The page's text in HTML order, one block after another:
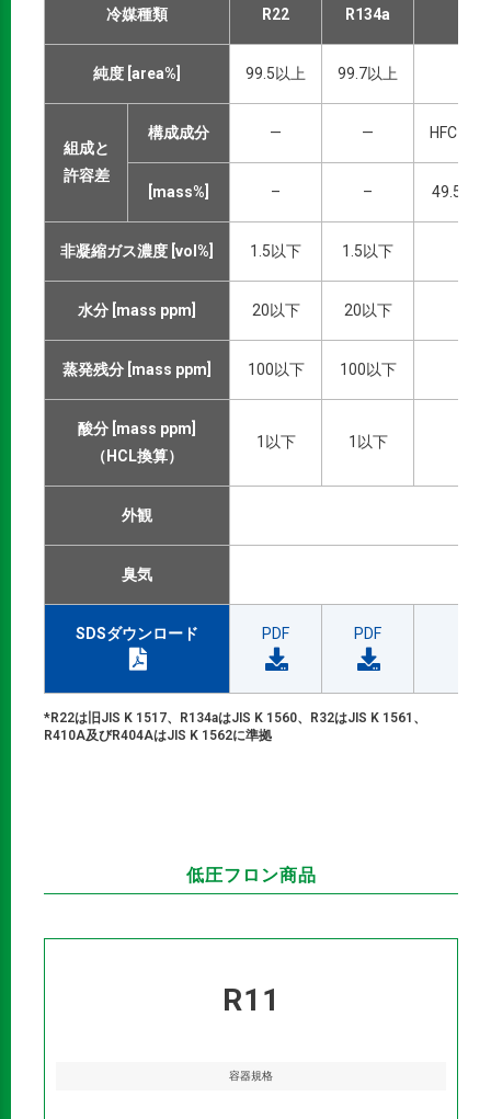
冷媒種類 R22 R134a
純度 [area%] 99.5以上 99.7以上
組成と
許容差
構成成分 — — HFC-32
[mass%] – – 49.5±1
非凝縮ガス濃度 [vol%] 1.5以下 1.5以下
水分 [mass ppm] 20以下 20以下
蒸発残分 [mass ppm] 100以下 100以下
酸分 [mass ppm]
（HCL換算）
1以下 1以下
外観
臭気
SDSダウンロード PDF PDF
*R22は旧JIS K 1517、R134aはJIS K 1560、R32はJIS K 1561、
R410A及びR404AはJIS K 1562に準拠
低圧フロン商品
R11
容器規格